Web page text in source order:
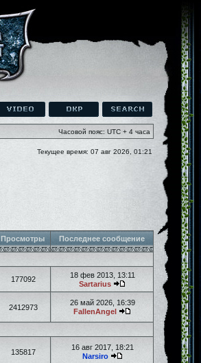
Часовой пояс: UTC + 4 часа
Текущее время: 07 авг 2026, 01:21
Просмотры Последнее сообщение
177092
18 фев 2013, 13:11
Sartarius
2412973
26 май 2026, 16:39
FallenAngel
135817
16 авг 2017, 18:21
Narsiro